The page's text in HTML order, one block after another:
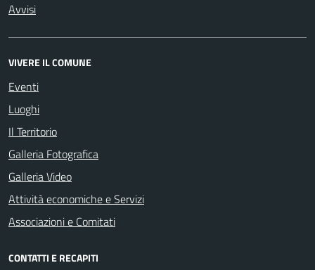
Avvisi
VIVERE IL COMUNE
Eventi
Luoghi
Il Territorio
Galleria Fotografica
Galleria Video
Attività economiche e Servizi
Associazioni e Comitati
CONTATTI E RECAPITI